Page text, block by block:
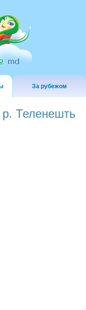
За рубежом
Теленешть